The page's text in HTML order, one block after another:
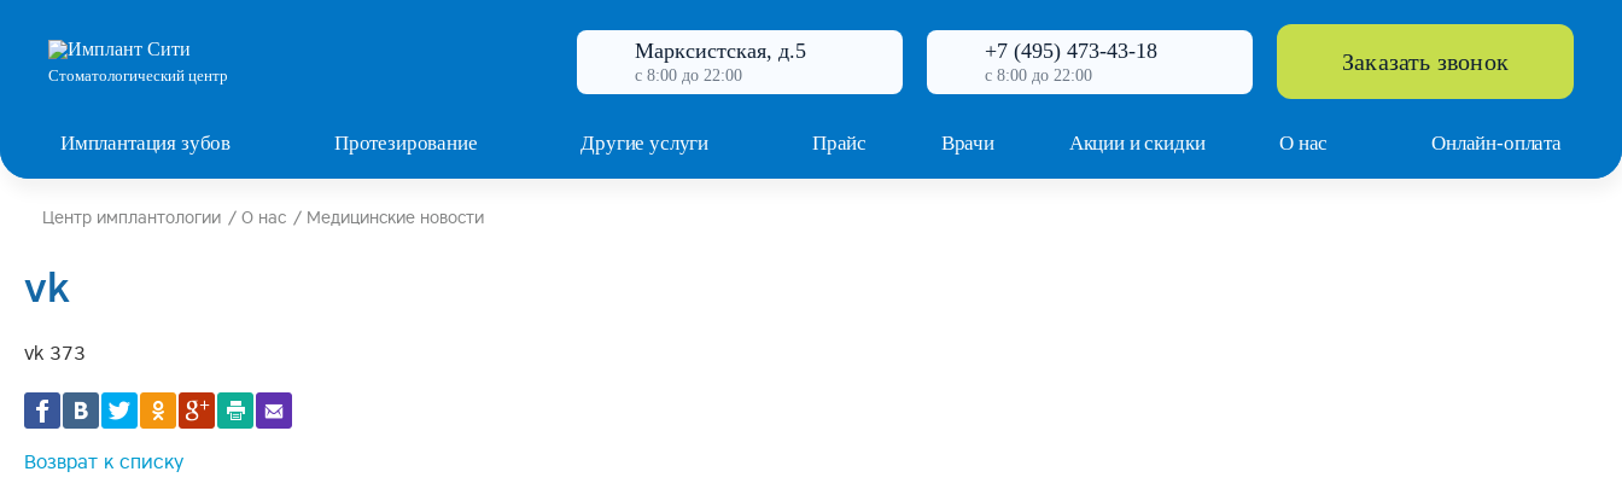
Стоматологический центр
Марксистская, д.5
с 8:00 до 22:00
+7 (495) 473-43-18
с 8:00 до 22:00 Заказать звонок
Имплантация зубов Протезирование Другие услуги Прайс Врачи Акции и скидки О нас Онлайн-оплата
Центр имплантологии / О нас / Медицинские новости
vk
vk 373
Возврат к списку